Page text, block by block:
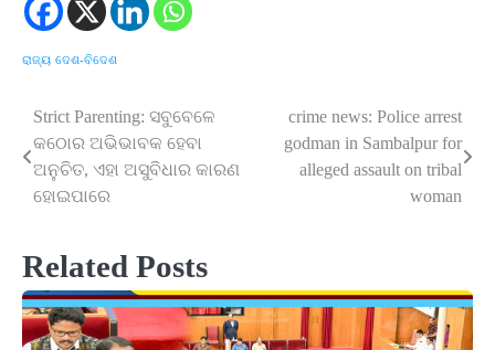
ରାଜ୍ୟ ଦେଶ-ବିଦେଶ
Post
navigation
Strict Parenting: ସବୁବେଳେ
କଠୋର ଅଭିଭାବକ ହେବା
ଅନୁଚିତ, ଏହା ଅସୁବିଧାର କାରଣ
ହୋଇପାରେ
crime news: Police arrest
godman in Sambalpur for
alleged assault on tribal
woman
Related Posts